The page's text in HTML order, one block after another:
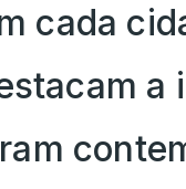
cada